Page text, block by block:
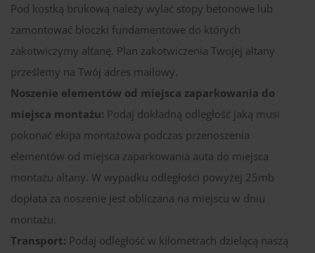
Pod kostką brukową należy wylać stopy betonowe lub
zamontować bloczki fundamentowe do których
zakotwiczymy altanę. Plan zakotwiczenia Twojej altany
prześlemy na Twój adres mailowy.
Noszenie elementów od miejsca zaparkowania do
miejsca montażu: Podaj dokładną odległość jaką musi
pokonać ekipa montażowa podczas przenoszenia
elementów od miejsca zaparkowania auta do miejsca
montażu altany. W wypadku odległości powyżej 25mb
dopłata za noszenie jest obliczana na miejscu w dniu
montażu.
Transport: Podaj odległość w kilometrach dzielącą naszą